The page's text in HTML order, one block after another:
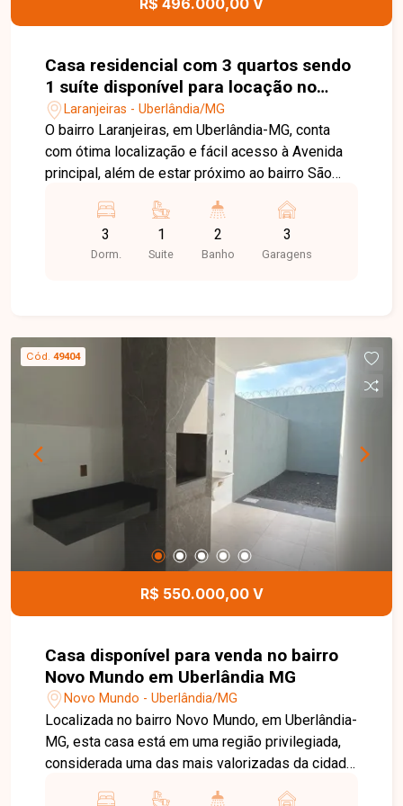
R$ 496.000,00 V
Casa residencial com 3 quartos sendo
1 suíte disponível para locação no
bairro Laranjeiras em Uberlândia-MG
Laranjeiras - Uberlândia/MG
O bairro Laranjeiras, em Uberlândia-MG, conta
com ótima localização e fácil acesso à Avenida
principal, além de estar próximo ao bairro São
escolas, mercados e serviços essenciais. É um
bairro que oferece praticidade, mobilidade e
tranquilidade para quem busca morar bem. Sala
arquitetura moderna, reformado com material de
primeira qualidade, em um terreno de 250m² e
130m² de área construída. Uma excelente
oportunidade para quem procura uma casa
confortável, moderna e bem localizada, com
ótimo espaço interno e externo. Entre em contato
e agende sua visita, imóveis nessa região têm
alta procura e não ficam disponíveis por muito
3
Dorm.
1
Suite
2
Banho
3
Garagens
Cód. 49404
R$ 550.000,00 V
Casa disponível para venda no bairro
Novo Mundo em Uberlândia MG
Novo Mundo - Uberlândia/MG
Localizada no bairro Novo Mundo, em Uberlândia-
MG, esta casa está em uma região privilegiada,
considerada uma das mais valorizadas da cidade.